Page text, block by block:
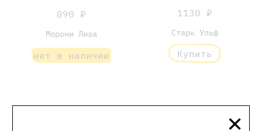
×
890 ₽
Морони Лиза
нет в наличии
1130 ₽
Старк Ульф
Купить